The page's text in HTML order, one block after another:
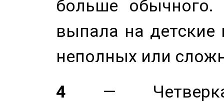
больше
выпала на детские
неполных или
4 — Четверка